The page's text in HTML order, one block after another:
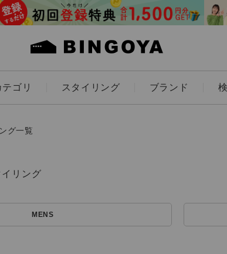
テゴリ スタイリング ブランド
KIDS
価格
グ一覧
MENS